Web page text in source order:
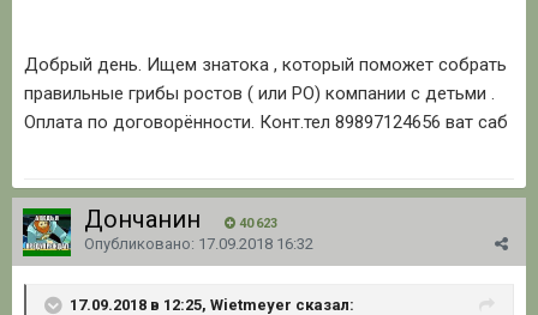
Добрый день. Ищем знатока , который поможет собрать
правильные грибы ростов ( или РО) компании с детьми .
Оплата по договорённости. Конт.тел 89897124656 ват саб
Дончанин 40 623
Опубликовано: 17.09.2018 16:32
17.09.2018 в 12:25, Wietmeyer сказал: